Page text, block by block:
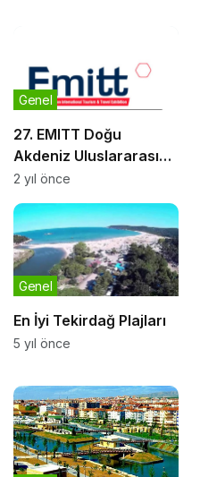
27. EMITT Doğu
Akdeniz Uluslararası
Turizm ve Seyahat
Burada Atıyor
Genel
2 yıl önce
En İyi Tekirdağ Plajları
Genel
5 yıl önce